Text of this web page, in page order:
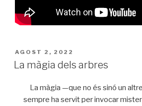
PUBLICAT
A
AGOST 2, 2022
La màgia dels arbres
La màgia —que no és sinó un
sempre ha servit per invocar